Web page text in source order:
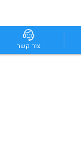
צור קשר